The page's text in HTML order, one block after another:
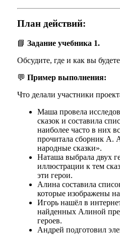
План действий:
📘 Задание учебника 1.
Обсудите, где и как вы
💬 Пример выполнения:
Что делали участники
Маша провела
сказок и составила
наиболее часто в них
прочитала сборник А.
народные сказки».
Наташа выбрала двух
иллюстрации к тем
эти герои.
Алина составила
которые изображены
Игорь нашёл в
найденных Алиной
героев.
Андрей подготовил